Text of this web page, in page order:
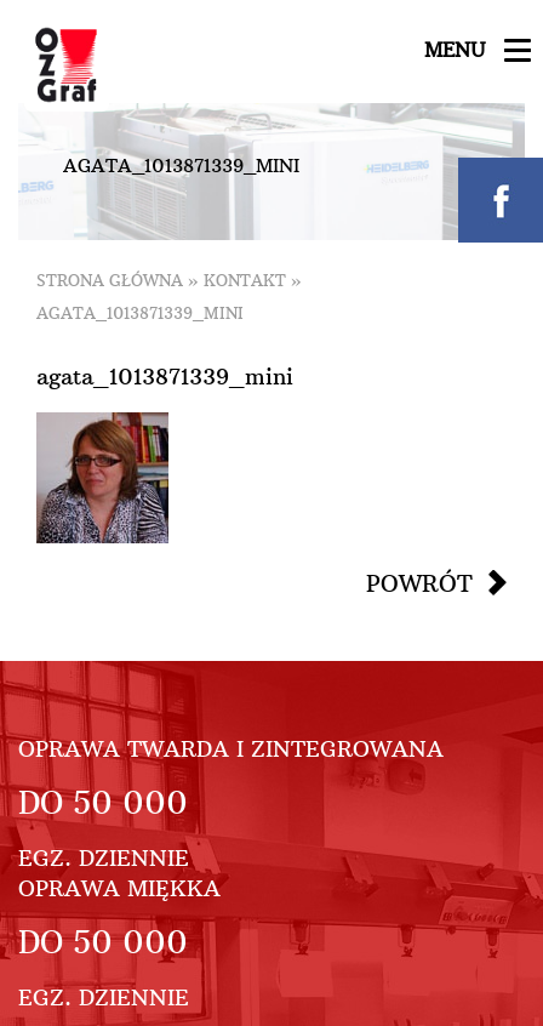
MENU
AGATA_1013871339 MINI
STRONA GŁÓWNA » KONTAKT »
AGATA_1013871339_MINI
agata_1013871339_mini
POWRÓT
OPRAWA TWARDA I ZINTEGROWANA
DO50 000
EGZ. DZIENNIE
OPRAWA MIĘKKA
DO50 000
EGZ. DZIENNIE